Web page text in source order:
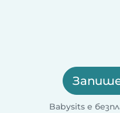
Babysits е